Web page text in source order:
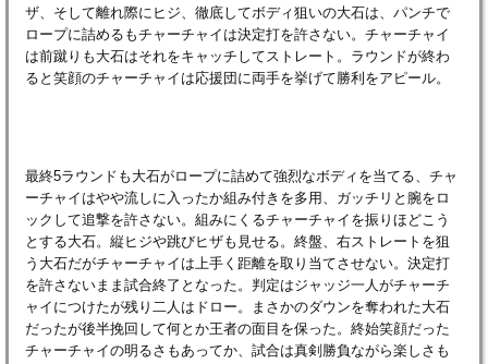
ザ、そして離れ際にヒジ、徹底してボディ狙いの大石は、パンチで
ロープに詰めるもチャーチャイは決定打を許さない。チャーチャイ
は前蹴りも大石はそれをキャッチしてストレート。ラウンドが終わ
ると笑顔のチャーチャイは応援団に両手を挙げて勝利をアピール。
最終5ラウンドも大石がロープに詰めて強烈なボディを当てる、チャ
ーチャイはやや流しに入ったか組み付きを多用、ガッチリと腕をロ
ックして追撃を許さない。組みにくるチャーチャイを振りほどこう
とする大石。縦ヒジや跳びヒザも見せる。終盤、右ストレートを狙
う大石だがチャーチャイは上手く距離を取り当てさせない。決定打
を許さないまま試合終了となった。判定はジャッジ一人がチャーチ
ャイにつけたが残り二人はドロー。まさかのダウンを奪われた大石
だったが後半挽回して何とか王者の面目を保った。終始笑顔だった
チャーチャイの明るさもあってか、試合は真剣勝負ながら楽しさも